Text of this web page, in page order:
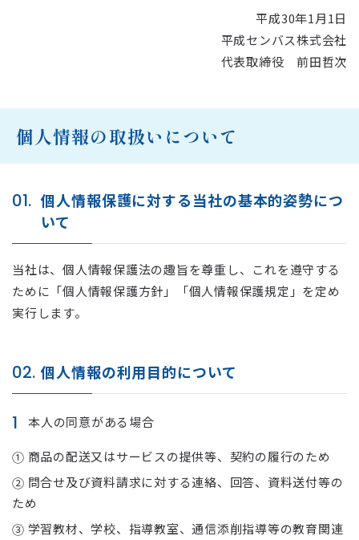
平成30年1月1日
平成センバス株式会社
代表取締役 前田哲次
個人情報の取扱いについて
01. 個人情報保護に対する当社の基本的姿勢につ
いて
当社は、個人情報保護法の趣旨を尊重し、これを遵守する
ために「個人情報保護方針」「個人情報保護規定」を定め
実行します。
02. 個人情報の利用目的について
本人の同意がある場合
① 商品の配送又はサービスの提供等、契約の履行のため
② 問合せ及び資料請求に対する連絡、回答、資料送付等の
ため
③ 学習教材、学校、指導教室、通信添削指導等の教育関連